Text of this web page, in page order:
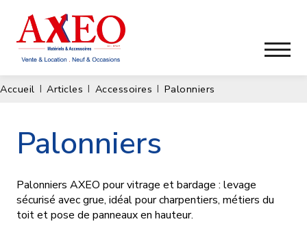
Accueil Articles Accessoires Palonniers
Palonniers
Palonniers AXEO pour vitrage et bardage : levage
sécurisé avec grue, idéal pour charpentiers, métiers du
toit et pose de panneaux en hauteur.